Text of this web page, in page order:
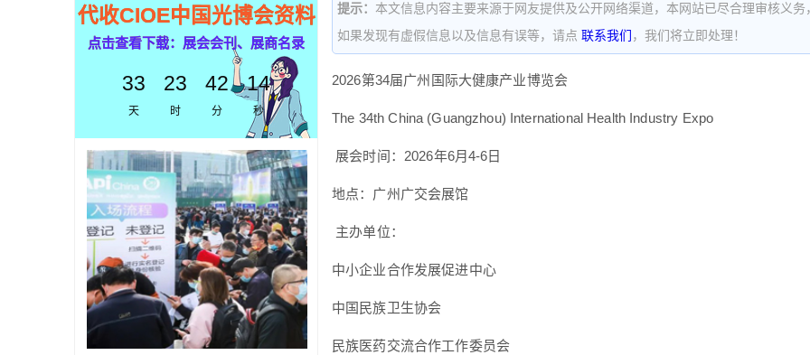
提示： 本文信息内容主要来源于网友提供及公开网络渠道，本网站已尽合理审核义
如果发现有虚假信息以及信息有误等，请点 联系我们 ，我们将立即处理！
2026第34届广州国际大健康产业博览会
The 34th China (Guangzhou) International Health Industry Expo
展会时间：2026年6月4-6日
地点：广州广交会展馆
主办单位：
中小企业合作发展促进中心
中国民族卫生协会
民族医药交流合作工作委员会
代收CIOE中国光博会资料
点击查看下载：展会会刊、展商名录
33
天
23
时
42
分
13
秒